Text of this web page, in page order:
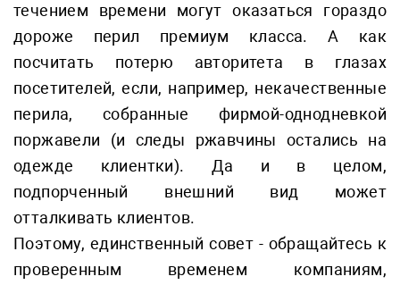
течением времени могут оказаться гораздо
дороже перил премиум класса. А как
посчитать потерю авторитета в глазах
посетителей, если, например, некачественные
перила, собранные фирмой-однодневкой
поржавели (и следы ржавчины остались на
одежде клиентки). Да и в целом,
подпорченный внешний вид может
отталкивать клиентов.
Поэтому, единственный совет - обращайтесь к
проверенным временем компаниям,